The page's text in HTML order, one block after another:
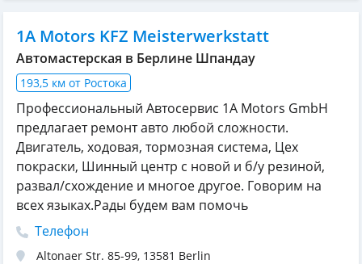
1A Motors KFZ Meisterwerkstatt
Автомастерская в Берлине Шпандау
193,5 км от Ростока
Профессиональный Автосервис 1A Motors GmbH
предлагает ремонт авто любой сложности.
Двигатель, ходовая, тормозная система, Цех
покраски, Шинный центр с новой и б/у резиной,
развал/схождение и многое другое. Говорим на
всех языках.Рады будем вам помочь
Телефон
Altonaer Str. 85-99, 13581 Berlin